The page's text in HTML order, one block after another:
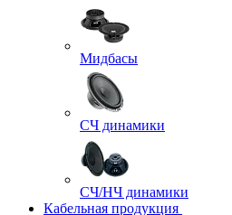
Мидбасы
СЧ динамики
СЧ/НЧ динамики
Кабельная продукция